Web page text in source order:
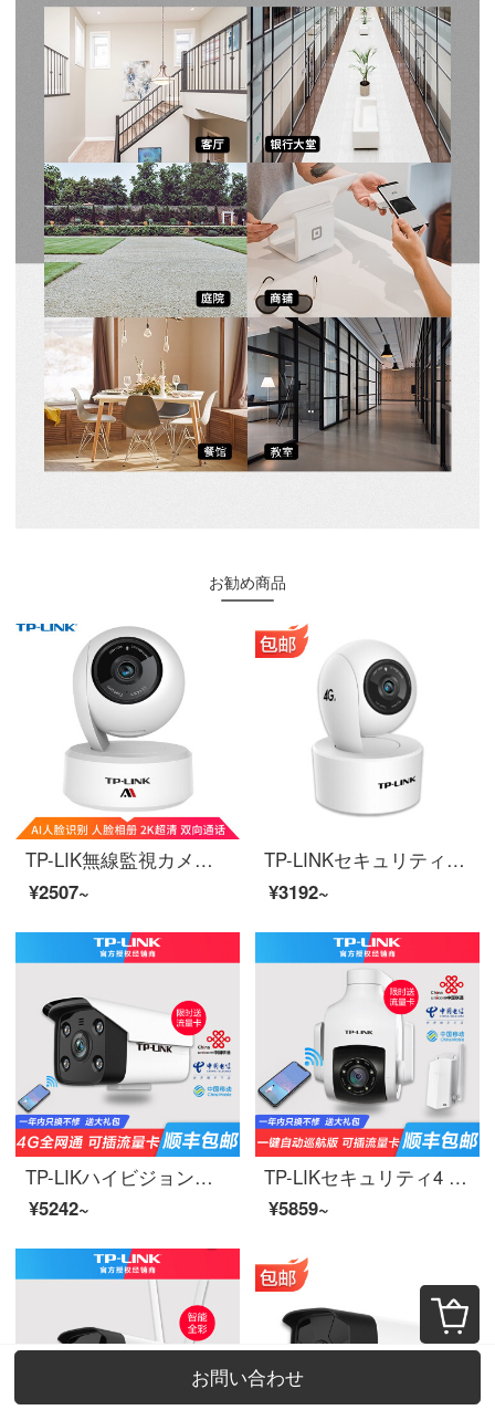
お勧め商品
TP-LIK無線監視カメラ2 Kハイビジョン300万雲台家庭用スマートネットワーク家庭安全防犯カメラ360パノラマwifi携帯電話遠隔IPC 43 AN AI版
¥2507~
TP-LINKセキュリティ300万4 G全網通家庭用無線監視カメラ室内の携帯電話の遠隔回転雲台はネットで直接SIm携帯カードの300万雲台に挿して回転する必要がない。
¥3192~
TP-LIKハイビジョン無線監視カメラ直挿しsim携帯カード4 G全網通家庭用ネットワーク不要屋外停電継続電源版【400万4 G全網通カメラ】1 GB流量128 Gをプレゼントします。
¥5242~
TP-LIKセキュリティ4 G全網通の高清無線監視カメラ家庭用携帯電話の長距離挿通可能流量カード屋外防水ネットモニター「自動巡航」400万光星夜間テレビ（差込み流量カード4 G全網通）64 GB
¥5859~
お問い合わせ